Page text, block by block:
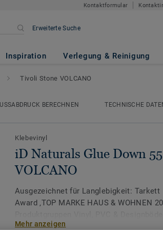
Kontaktformular
Erweiterte Suche
Inspiration Verlegung & Reinigung
- Tivoli Stone
Tivoli Stone VOLCANO
BERECHNEN
TECHNISCHE
Klebevinyl
iD Naturals Glue Down
VOLCANO
Ausgezeichnet für Langlebigkeit: Tarkett
Award ‚TOP MARKE HAUS & WOHNEN
Mehr anzeigen